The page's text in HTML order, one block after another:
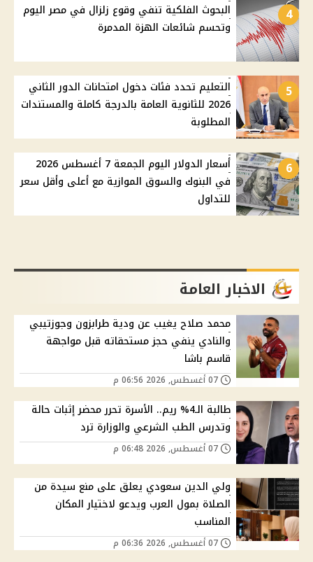
4
البحوث الفلكية تنفي وقوع زلزال في مصر اليوم
وتحسم شائعات الهزة المدمرة
5
التعليم تحدد فئات دخول امتحانات الدور الثاني
2026 للثانوية العامة بالدرجة كاملة والمستندات
المطلوبة
6
أسعار الدولار اليوم الجمعة 7 أغسطس 2026
في البنوك والسوق الموازية مع أعلى وأقل سعر
للتداول
الاخبار العامة
محمد صلاح يغيب عن ودية طرابزون وجوزتيبي
والنادي ينفي حجز مستحقاته قبل مواجهة
قاسم باشا
طالبة الـ4% ريم.. الأسرة تحرر محضر إثبات حالة
وتدرس الطب الشرعي والوزارة ترد
ولي الدين سعودي يعلق على منع سيدة من
الصلاة بمول العرب ويدعو لاختيار المكان
المناسب